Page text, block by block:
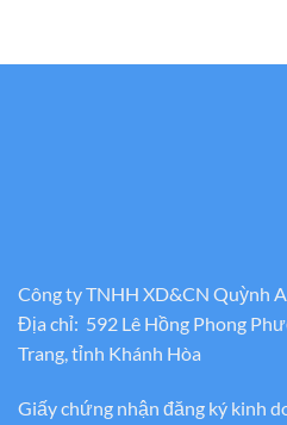
Công ty TNHH XD&CN Quỳnh
Địa chỉ: 592 Lê Hồng Phong
Trang, tỉnh Khánh Hòa
Giấy chứng nhận đăng ký kinh